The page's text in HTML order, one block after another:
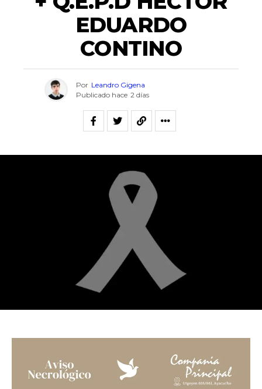
EDUARDO
CONTINO
Por Leandro Gigena
Publicado hace 2 días